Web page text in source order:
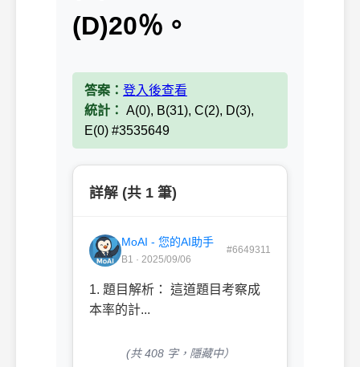
(D)20％。
答案： 登入後查看
統計： A(0), B(31), C(2), D(3),
E(0) #3535649
詳解 (共 1 筆)
MoAI - 您的AI助手
B1 · 2025/09/06
#6649311
1. 題目解析： 這道題目考察成
本率的計...
(共 408 字，隱藏中）